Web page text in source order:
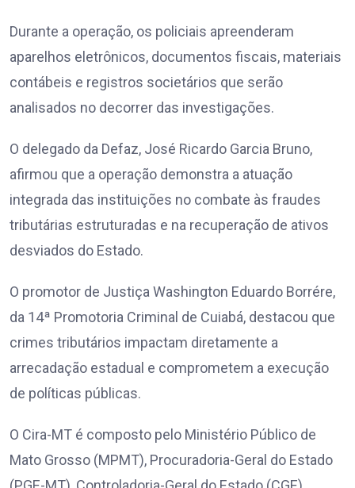
Durante a operação, os policiais apreenderam
aparelhos eletrônicos, documentos fiscais, materiais
contábeis e registros societários que serão
analisados no decorrer das investigações.
O delegado da Defaz, José Ricardo Garcia Bruno,
afirmou que a operação demonstra a atuação
integrada das instituições no combate às fraudes
tributárias estruturadas e na recuperação de ativos
desviados do Estado.
O promotor de Justiça Washington Eduardo Borrére,
da 14ª Promotoria Criminal de Cuiabá, destacou que
crimes tributários impactam diretamente a
arrecadação estadual e comprometem a execução
de políticas públicas.
O Cira-MT é composto pelo Ministério Público de
Mato Grosso (MPMT), Procuradoria-Geral do Estado